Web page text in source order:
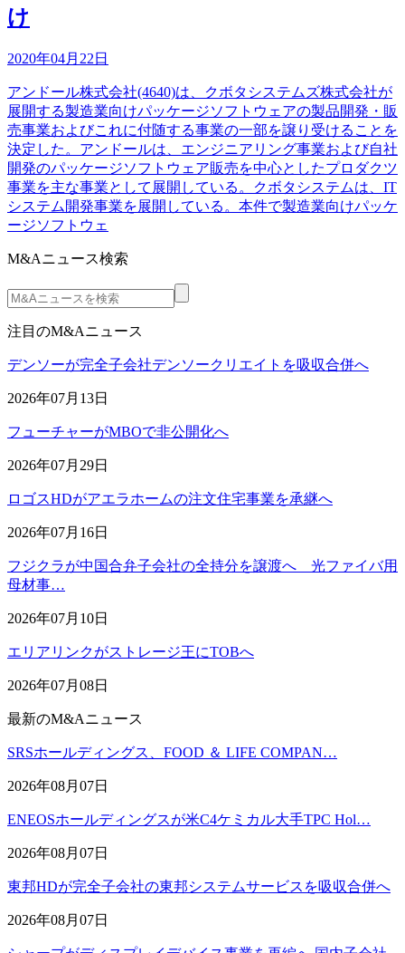
け
2020年04月22日
アンドール株式会社(4640)は、クボタシステムズ株式会社が
展開する製造業向けパッケージソフトウェアの製品開発・販
売事業およびこれに付随する事業の一部を譲り受けることを
決定した。アンドールは、エンジニアリング事業および自社
開発のパッケージソフトウェア販売を中心としたプロダクツ
事業を主な事業として展開している。クボタシステムは、IT
システム開発事業を展開している。本件で製造業向けパッケ
ージソフトウェ
M&Aニュース検索
注目のM&Aニュース
デンソーが完全子会社デンソークリエイトを吸収合併へ
2026年07月13日
フューチャーがMBOで非公開化へ
2026年07月29日
ロゴスHDがアエラホームの注文住宅事業を承継へ
2026年07月16日
フジクラが中国合弁子会社の全持分を譲渡へ 光ファイバ用
母材事…
2026年07月10日
エリアリンクがストレージ王にTOBへ
2026年07月08日
最新のM&Aニュース
SRSホールディングス、FOOD ＆ LIFE COMPAN…
2026年08月07日
ENEOSホールディングスが米C4ケミカル大手TPC Hol…
2026年08月07日
東邦HDが完全子会社の東邦システムサービスを吸収合併へ
2026年08月07日